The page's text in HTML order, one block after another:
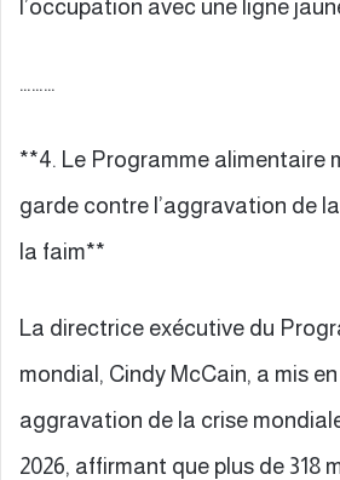
l’occupation avec une ligne
………
**4. Le Programme alimentaire
garde contre l’aggravation de
la faim**
La directrice exécutive du
mondial, Cindy McCain, a mis
aggravation de la crise
2026, affirmant que plus de 318